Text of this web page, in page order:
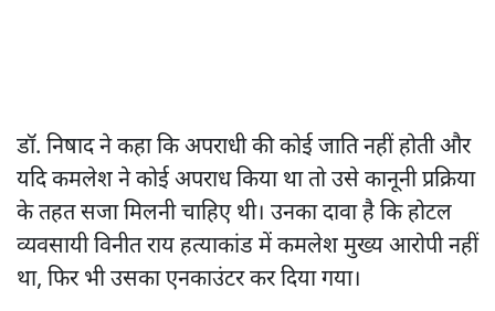
डॉ. निषाद ने कहा कि अपराधी की कोई जाति नहीं होती और
यदि कमलेश ने कोई अपराध किया था तो उसे कानूनी प्रक्रिया
के तहत सजा मिलनी चाहिए थी। उनका दावा है कि होटल
व्यवसायी विनीत राय हत्याकांड में कमलेश मुख्य आरोपी नहीं
था, फिर भी उसका एनकाउंटर कर दिया गया।